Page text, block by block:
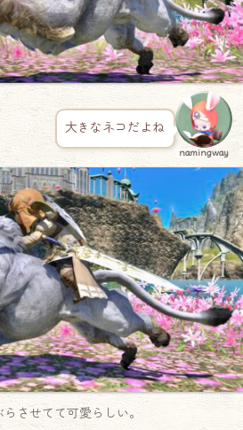
大きなネコだよね
namingway
させてて可愛らしい。